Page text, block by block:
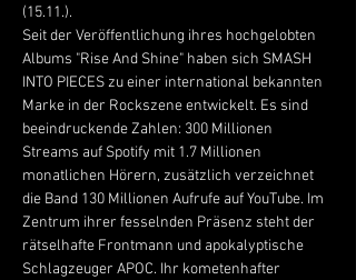
(15.11.).
Seit der Veröffentlichung ihres hochgelobten
Albums "Rise And Shine" haben sich SMASH
INTO PIECES zu einer international bekannten
Marke in der Rockszene entwickelt. Es sind
beeindruckende Zahlen: 300 Millionen
Streams auf Spotify mit 1.7 Millionen
monatlichen Hörern, zusätzlich verzeichnet
die Band 130 Millionen Aufrufe auf YouTube. Im
Zentrum ihrer fesselnden Präsenz steht der
rätselhafte Frontmann und apokalyptische
Schlagzeuger APOC. Ihr kometenhafter